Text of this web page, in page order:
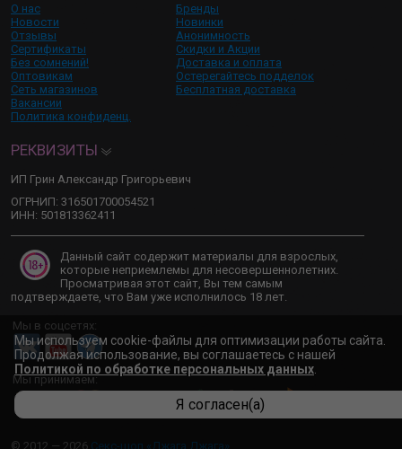
О нас
Новости
Отзывы
Сертификаты
Без сомнений!
Оптовикам
Сеть магазинов
Вакансии
Политика конфиденц.
Бренды
Новинки
Анонимность
Скидки и Акции
Доставка и оплата
Остерегайтесь подделок
Бесплатная доставка
РЕКВИЗИТЫ
ИП Грин Александр Григорьевич
ОГРНИП: 316501700054521
ИНН: 501813362411
Данный сайт содержит материалы для взрослых,
которые неприемлемы для несовершеннолетних.
Просматривая этот сайт, Вы тем самым
подтверждаете, что Вам уже исполнилось 18 лет.
Мы в соцсетях:
Мы принимаем:
© 2012 — 2026 Секс-шоп «Джага Джага»
Мы используем cookie-файлы для оптимизации работы сайта.
Продолжая использование, вы соглашаетесь с нашей
Политикой по обработке персональных данных
Я согласен(а)